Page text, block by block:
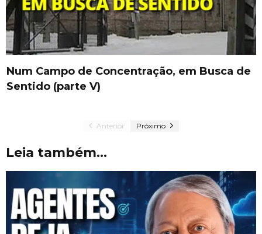
Num Campo de Concentração, em Busca de
Sentido (parte V)
Anterior Próximo
Leia também...